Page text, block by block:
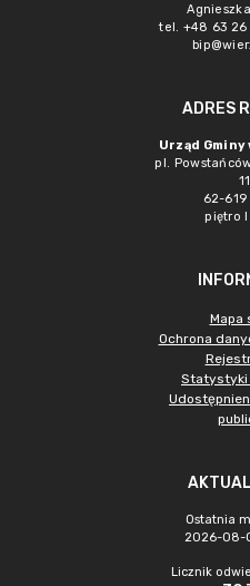
tel. +48 63 26
ADRES
Urząd Gminy
pl.
62-619
piętro
Mapa
Ochrona
Statystyki
Ostatnia
2026-08-
Licznik